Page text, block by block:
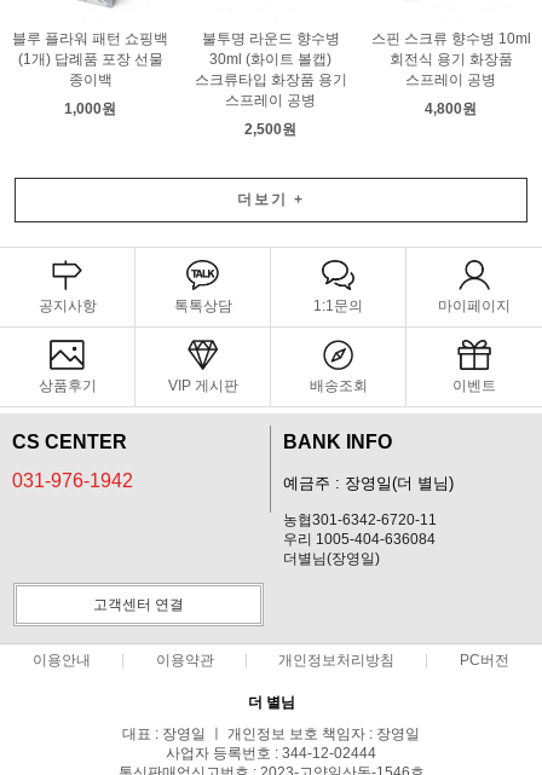
블루 플라워 패턴 쇼핑백
(1개) 답례품 포장 선물
종이백
1,000원
불투명 라운드 향수병
30ml (화이트 볼캡)
스크류타입 화장품 용기
스프레이 공병
2,500원
스핀 스크류 향수병 10ml
회전식 용기 화장품
스프레이 공병
4,800원
더보기 +
공지사항 톡톡상담 1:1문의 마이페이지
상품후기 VIP 게시판 배송조회 이벤트
CS CENTER
031-976-1942
BANK INFO
예금주 : 장영일(더 별님)
농협301-6342-6720-11
우리 1005-404-636084
더별님(장영일)
고객센터 연결
이용안내 이용약관 개인정보처리방침 PC버전
더 별님
대표 : 장영일 ㅣ 개인정보 보호 책임자 : 장영일
사업자 등록번호 : 344-12-02444